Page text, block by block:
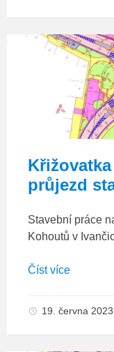
průjezd
Stavební práce
Kohoutů v
Číst více
19. června 2023